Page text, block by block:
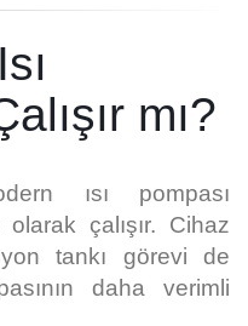
mı?
ısı pompası
çalışır. Cihaz
tankı görevi de
daha verimli